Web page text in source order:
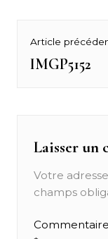
de
Article
Previous
IMGP5152
Laisser un
Votre
champs
Commentaire